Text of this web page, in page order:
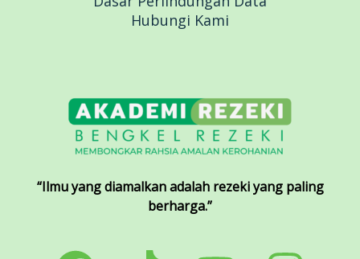
Hubungi Kami
“Ilmu yang diamalkan adalah rezeki yang paling
berharga.”